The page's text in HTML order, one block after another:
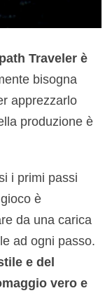
Traveler è
bisogna
apprezzarlo
produzione è
i primi passi
è
da una carica
ad ogni passo.
e del
vero e